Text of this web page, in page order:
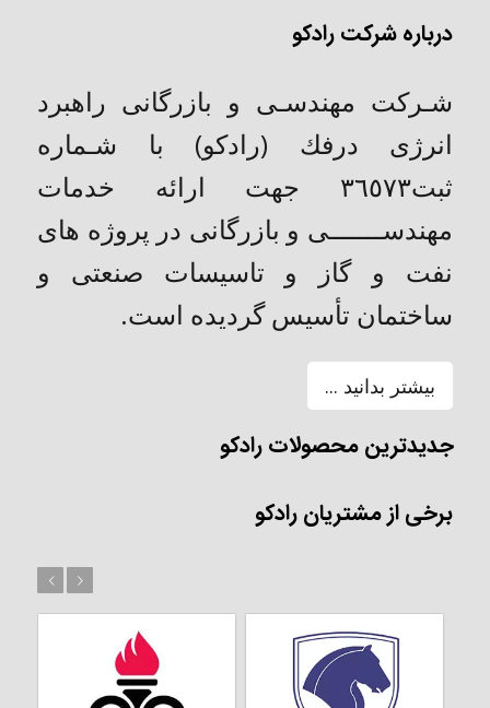
درباره شرکت رادکو
شـركت مهندسـی و بازرگانی راهبرد
انرژی درفك (رادکو) با شـماره
ثبت٣٦٥٧٣ جهت ارائه خدمات
مهندســـــــی و بازرگانی در پروژه های
نفت و گاز و تاسیسات صنعتی و
ساختمان تأسیس گردیده است.
بیشتر بدانید ...
جدیدترین محصولات رادکو
برخی از مشتریان رادکو